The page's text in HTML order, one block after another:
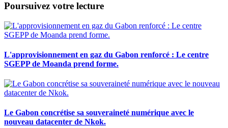
Poursuivez votre lecture
L'approvisionnement en gaz du Gabon renforcé : Le centre
SGEPP de Moanda prend forme.
Le Gabon concrétise sa souveraineté numérique avec le
nouveau datacenter de Nkok.